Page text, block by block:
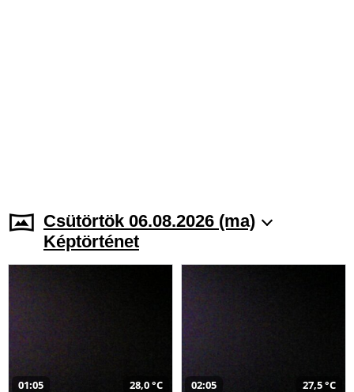
Csütörtök 06.08.2026 (ma)
Képtörténet
01:05 28,0 °C 02:05 27,5 °C